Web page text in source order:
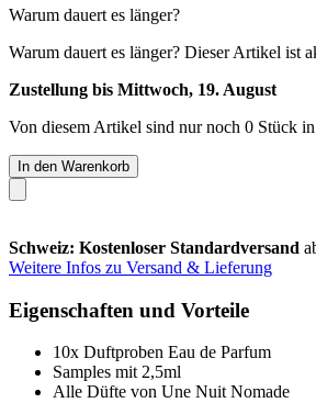
Warum dauert es länger?
Warum dauert es länger? Dieser Artikel ist
Zustellung bis Mittwoch, 19. August
Von diesem Artikel sind nur noch 0 Stück
In den Warenkorb
Schweiz: Kostenloser Standardversand
Weitere Infos zu Versand & Lieferung
Eigenschaften und Vorteile
10x Duftproben Eau de Parfum
Samples mit 2,5ml
Alle Düfte von Une Nuit Nomade